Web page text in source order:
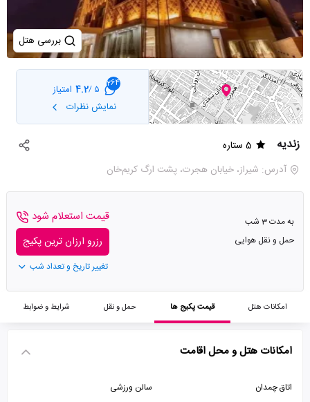
بررسی هتل
264
5 /
4.2 امتیاز
نمایش نظرات
زندیه
5 ستاره
آدرس: شیراز، خیابان هجرت، پشت ارگ کریم‌خان
به مدت 3 شب
حمل و نقل هوایی
قیمت استعلام شود
رزرو ارزان ترین پکیج
تغییر تاریخ و تعداد شب
امکانات هتل قیمت پکیج ها حمل و نقل شرایط و ضوابط
امکانات هتل و محل اقامت
اتاق چمدان
سالن ورزشی